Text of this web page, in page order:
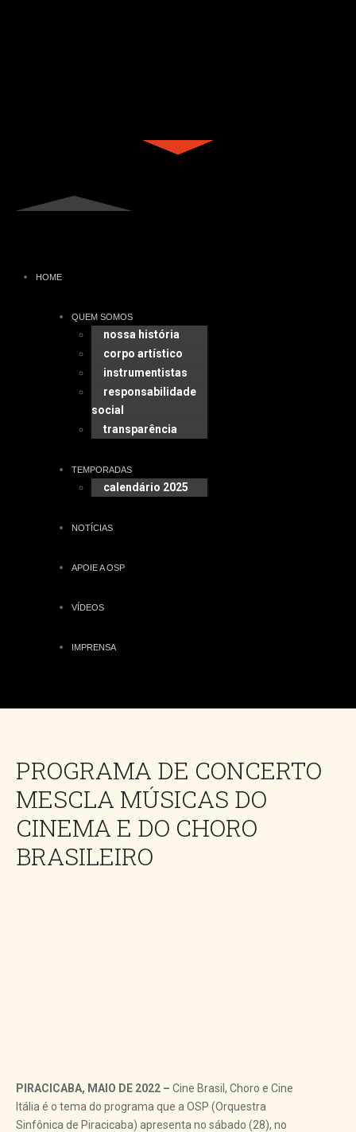
HOME
QUEM SOMOS
nossa história
corpo artístico
instrumentistas
responsabilidade
social
transparência
TEMPORADAS
calendário 2025
NOTÍCIAS
APOIE A OSP
VÍDEOS
IMPRENSA
PROGRAMA DE CONCERTO
MESCLA MÚSICAS DO
CINEMA E DO CHORO
BRASILEIRO
PIRACICABA, MAIO DE 2022 – Cine Brasil, Choro e Cine
Itália é o tema do programa que a OSP (Orquestra
Sinfônica de Piracicaba) apresenta no sábado (28), no